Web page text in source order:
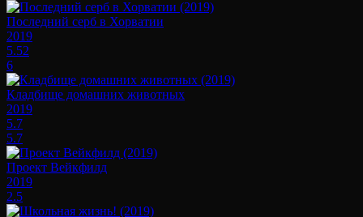
Последний серб в Хорватии
2019
5.52
6
Кладбище домашних животных
2019
5.7
5.7
Проект Вейкфилд
2019
2.5